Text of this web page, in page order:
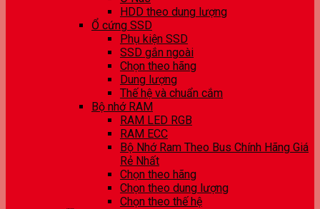
HDD theo dung lượng
Ổ cứng SSD
Phụ kiện SSD
SSD gắn ngoài
Chọn theo hãng
Dung lượng
Thế hệ và chuẩn cắm
Bộ nhớ RAM
RAM LED RGB
RAM ECC
Bộ Nhớ Ram Theo Bus Chính Hãng Giá
Rẻ Nhất
Chọn theo hãng
Chọn theo dung lượng
Chọn theo thế hệ